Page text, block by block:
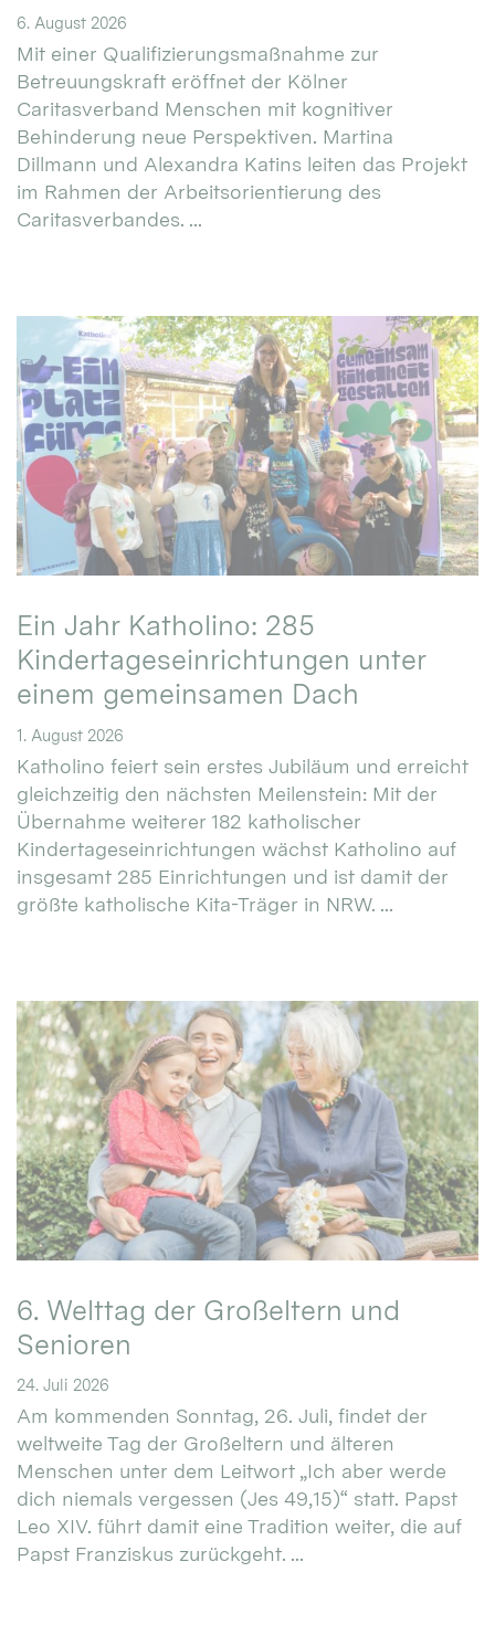
6. August 2026
Mit einer Qualifizierungsmaßnahme zur
Betreuungskraft eröffnet der Kölner
Caritasverband Menschen mit kognitiver
Behinderung neue Perspektiven. Martina
Dillmann und Alexandra Katins leiten das Projekt
im Rahmen der Arbeitsorientierung des
Caritasverbandes. ...
Ein Jahr Katholino: 285
Kindertageseinrichtungen unter
einem gemeinsamen Dach
1. August 2026
Katholino feiert sein erstes Jubiläum und erreicht
gleichzeitig den nächsten Meilenstein: Mit der
Übernahme weiterer 182 katholischer
Kindertageseinrichtungen wächst Katholino auf
insgesamt 285 Einrichtungen und ist damit der
größte katholische Kita-Träger in NRW. ...
6. Welttag der Großeltern und
Senioren
24. Juli 2026
Am kommenden Sonntag, 26. Juli, findet der
weltweite Tag der Großeltern und älteren
Menschen unter dem Leitwort „Ich aber werde
dich niemals vergessen (Jes 49,15)“ statt. Papst
Leo XIV. führt damit eine Tradition weiter, die auf
Papst Franziskus zurückgeht. ...